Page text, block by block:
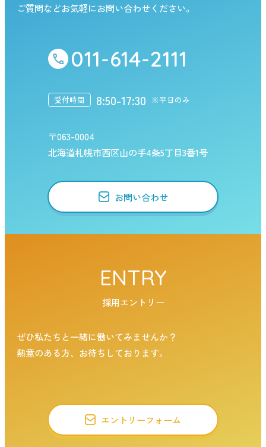
ご質問などお気軽にお問い合わせください。
011-614-2111
受付時間 8:50-17:30 ※平日のみ
〒063-0004
北海道札幌市西区山の手4条5丁目3番1号
お問い合わせ
ENTRY
採用エントリー
ぜひ私たちと一緒に働いてみませんか？
熱意のある方、お待ちしております。
エントリーフォーム